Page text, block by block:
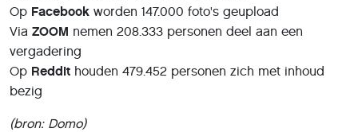
Op Facebook worden 147.000 foto's geupload
Via ZOOM nemen 208.333 personen deel aan een
vergadering
Op Reddit houden 479.452 personen zich met inhoud
bezig
(bron: Domo)